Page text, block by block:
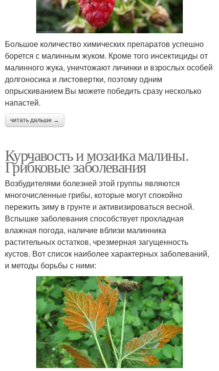
Большое количество химических препаратов успешно
борется с малинным жуком. Кроме того инсектициды от
малинного жука, уничтожают личинки и взрослых особей
долгоносика и листовертки, поэтому одним
опрыскиванием Вы можете победить сразу несколько
напастей.
читать дальше →
Курчавость и мозаика малины.
Грибковые заболевания
Возбудителями болезней этой группы являются
многочисленные грибы, которые могут спокойно
пережить зиму в грунте и активизироваться весной.
Вспышке заболевания способствует прохладная
влажная погода, наличие вблизи малинника
растительных остатков, чрезмерная загущенность
кустов. Вот список наиболее характерных заболеваний,
и методы борьбы с ними: